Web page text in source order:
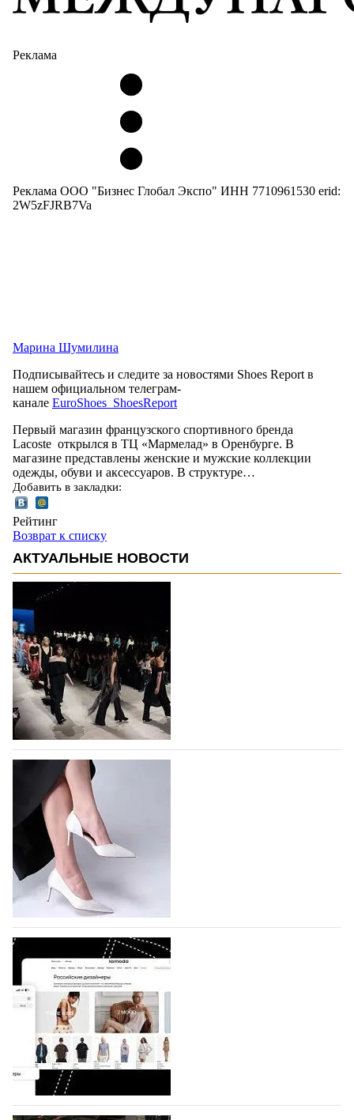
Реклама
Реклама ООО "Бизнес Глобал Экспо" ИНН 7710961530 erid:
2W5zFJRB7Va
Марина Шумилина
Подписывайтесь и следите за новостями Shoes Report в
нашем официальном телеграм-
канале EuroShoes_ShoesReport
Первый магазин французского спортивного бренда
Lacoste открылся в ТЦ «Мармелад» в Оренбурге. В
магазине представлены женские и мужские коллекции
одежды, обуви и аксессуаров. В структуре…
Добавить в закладки:
Рейтинг
Возврат к списку
АКТУАЛЬНЫЕ НОВОСТИ
На участие в Московской неделе моды
подано 1047 заявок
На участие в седьмой Московской неделе моды,
которая пройдет в российской столице с 26 сентября
по 1 октября, уже подано 1047 заявок. Примерно
половину из них (494) прислали дизайнеры,
коллекции которых не были представлены в…
07.08.2026 507
BALLINA представит свои новинки на Euro
Shoes
Компания BALLINA Guangzhou Lihuang Footwear
Co., Ltd., основанная в 2011 году и расположенная в
Гуанчжоу, столице моды Китая, является
профессиональной обувной компанией,
объединяющей разработку, производство и…
07.08.2026 363